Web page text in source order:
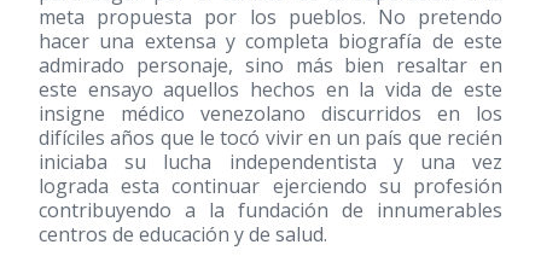
meta propuesta por los pueblos. No pretendo
hacer una extensa y completa biografía de este
admirado personaje, sino más bien resaltar en
este ensayo aquellos hechos en la vida de este
insigne médico venezolano discurridos en los
difíciles años que le tocó vivir en un país que recién
iniciaba su lucha independentista y una vez
lograda esta continuar ejerciendo su profesión
contribuyendo a la fundación de innumerables
centros de educación y de salud.